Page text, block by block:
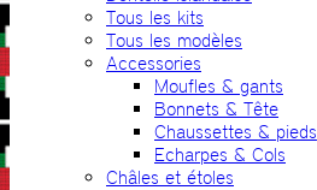
Tous les kits
Tous les modèles
Accessories
Moufles & gants
Bonnets & Tête
Chaussettes & pieds
Echarpes & Cols
Châles et étoles